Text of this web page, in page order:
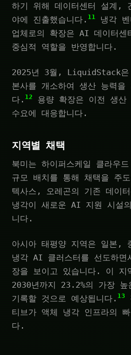
하기 위해 데이터센터 설계,
야에 진출했습니다. 11
냉각
업체로의 확장은 AI 데이터센
중심적 역할을 반영합니다.
2025년 3월, LiquidStack은
본사를 개소하여 생산 능력을
다. 12
용량 확장은 이전 생산
수요에 대응합니다.
지역별 채택
북미는 하이퍼스케일 클라우
규모 배치를 통해 채택을 주
텍사스, 오레곤의 기존 데이
냉각이 새로운 AI 지원 시설
니다.
아시아 태평양 지역은 일본,
냉각 AI 클러스터를 선도하
장을 보이고 있습니다. 이 지
2030년까지 23.2%의 가장 높
기록할 것으로 예상됩니다. 13
티브가 액체 냉각 인프라의
다.